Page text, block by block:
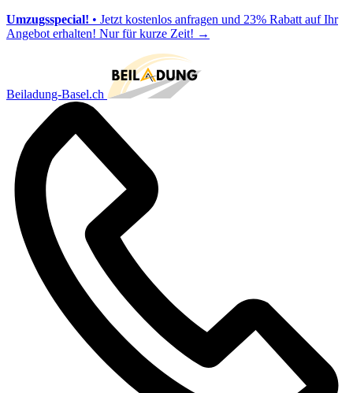
Umzugsspecial! • Jetzt kostenlos anfragen und 23% Rabatt auf Ihr
Angebot erhalten! Nur für kurze Zeit! →
Beiladung-Basel.ch